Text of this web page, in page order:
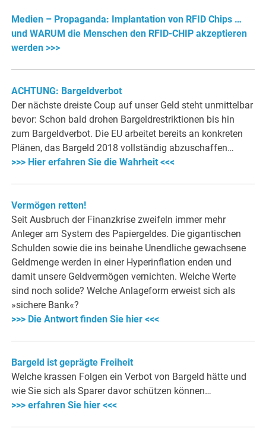
Medien – Propaganda: Implantation von RFID Chips …
und WARUM die Menschen den RFID-CHIP akzeptieren
werden >>>
ACHTUNG: Bargeldverbot
Der nächste dreiste Coup auf unser Geld steht unmittelbar
bevor: Schon bald drohen Bargeldrestriktionen bis hin
zum Bargeldverbot. Die EU arbeitet bereits an konkreten
Plänen, das Bargeld 2018 vollständig abzuschaffen…
>>> Hier erfahren Sie die Wahrheit <<<
Vermögen retten!
Seit Ausbruch der Finanzkrise zweifeln immer mehr
Anleger am System des Papiergeldes. Die gigantischen
Schulden sowie die ins beinahe Unendliche gewachsene
Geldmenge werden in einer Hyperinflation enden und
damit unsere Geldvermögen vernichten. Welche Werte
sind noch solide? Welche Anlageform erweist sich als
»sichere Bank«?
>>> Die Antwort finden Sie hier <<<
Bargeld ist geprägte Freiheit
Welche krassen Folgen ein Verbot von Bargeld hätte und
wie Sie sich als Sparer davor schützen können…
>>> erfahren Sie hier <<<